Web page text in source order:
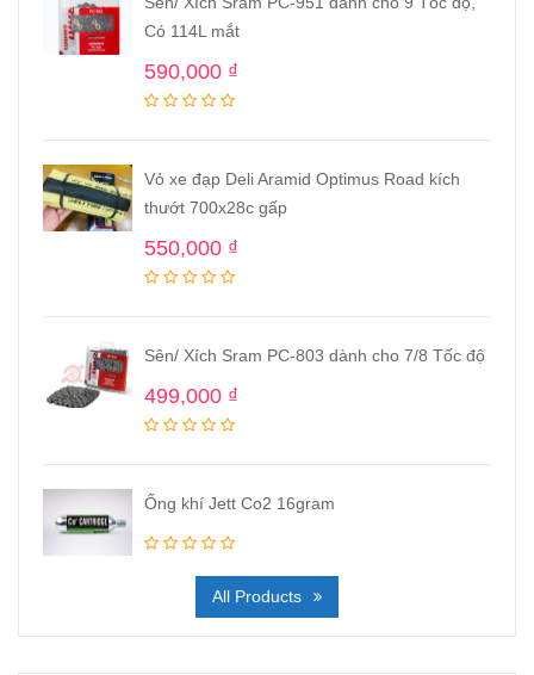
Có 114L mắt
590,000 ₫
Vỏ xe đạp Deli Aramid Optimus Road kích
thướt 700x28c gấp
550,000 ₫
Sên/ Xích Sram PC-803 dành cho 7/8 Tốc độ
499,000 ₫
Ống khí Jett Co2 16gram
All Products